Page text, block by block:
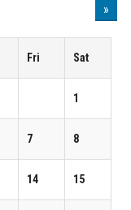
»
Fri Sat
1
7 8
14 15